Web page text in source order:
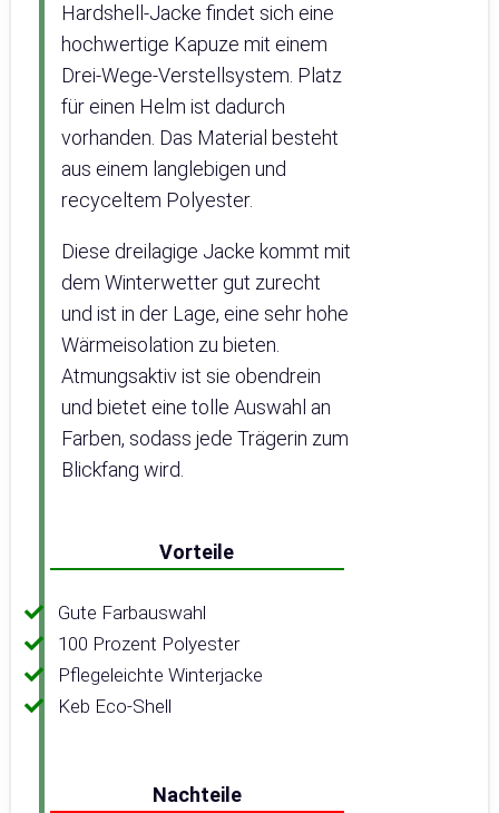
Hardshell-Jacke findet sich eine
hochwertige Kapuze mit einem
Drei-Wege-Verstellsystem. Platz
für einen Helm ist dadurch
vorhanden. Das Material besteht
aus einem langlebigen und
recyceltem Polyester.
Diese dreilagige Jacke kommt mit
dem Winterwetter gut zurecht
und ist in der Lage, eine sehr hohe
Wärmeisolation zu bieten.
Atmungsaktiv ist sie obendrein
und bietet eine tolle Auswahl an
Farben, sodass jede Trägerin zum
Blickfang wird.
Vorteile
Gute Farbauswahl
100 Prozent Polyester
Pflegeleichte Winterjacke
Keb Eco-Shell
Nachteile